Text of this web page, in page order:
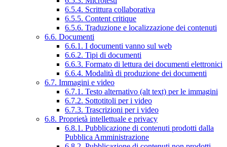
6.5.4. Scrittura collaborativa
6.5.5. Content critique
6.5.6. Traduzione e localizzazione dei contenuti
6.6. Documenti
6.6.1. I documenti vanno sul web
6.6.2. Tipi di documenti
6.6.3. Formato di lettura dei documenti elettronici
6.6.4. Modalità di produzione dei documenti
6.7. Immagini e video
6.7.1. Testo alternativo (alt text) per le immagini
6.7.2. Sottotitoli per i video
6.7.3. Trascrizioni per i video
6.8. Proprietà intellettuale e privacy
6.8.1. Pubblicazione di contenuti prodotti dalla
Pubblica Amministrazione